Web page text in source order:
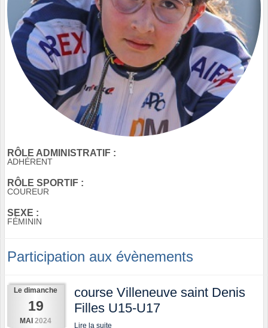
RÔLE ADMINISTRATIF :
ADHÉRENT
RÔLE SPORTIF :
COUREUR
SEXE :
FÉMININ
Participation aux évènements
Le dimanche
19
MAI 2024
course Villeneuve saint Denis
Filles U15-U17
Lire la suite